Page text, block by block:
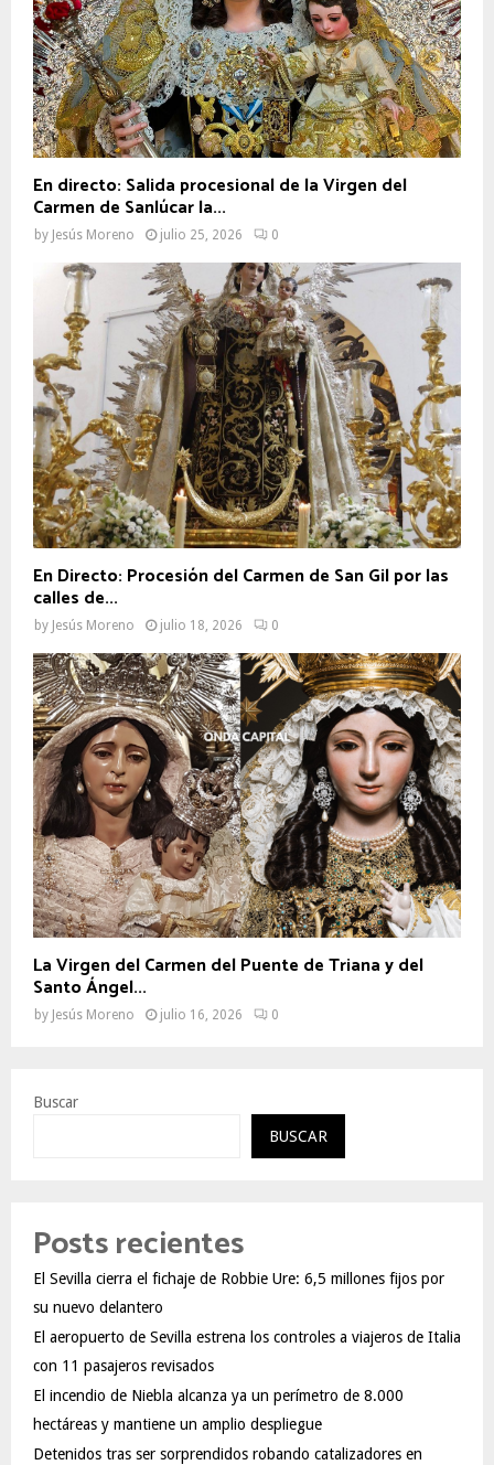
En directo: Salida procesional de la Virgen del
Carmen de Sanlúcar la...
by Jesús Moreno julio 25, 2026 0
En Directo: Procesión del Carmen de San Gil por las
calles de...
by Jesús Moreno julio 18, 2026 0
La Virgen del Carmen del Puente de Triana y del
Santo Ángel...
by Jesús Moreno julio 16, 2026 0
Buscar
BUSCAR
Posts recientes
El Sevilla cierra el fichaje de Robbie Ure: 6,5 millones fijos por
su nuevo delantero
El aeropuerto de Sevilla estrena los controles a viajeros de Italia
con 11 pasajeros revisados
El incendio de Niebla alcanza ya un perímetro de 8.000
hectáreas y mantiene un amplio despliegue
Detenidos tras ser sorprendidos robando catalizadores en